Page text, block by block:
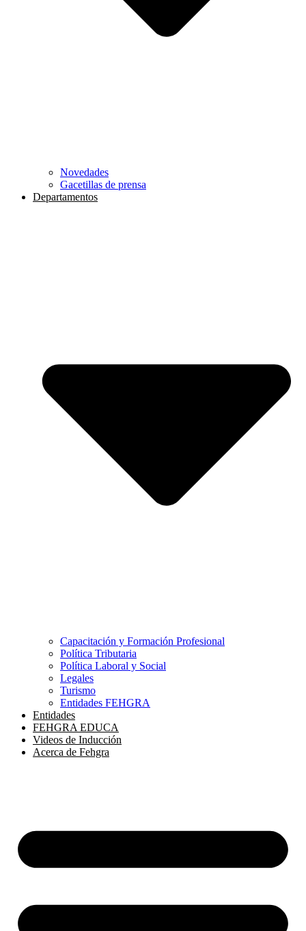
Novedades
Gacetillas de prensa
Departamentos
Capacitación y Formación Profesional
Política Tributaria
Política Laboral y Social
Legales
Turismo
Entidades FEHGRA
Entidades
FEHGRA EDUCA
Videos de Inducción
Acerca de Fehgra